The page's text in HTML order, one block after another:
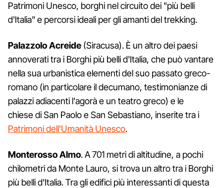
Patrimoni Unesco, borghi nel circuito dei "più belli
d'Italia" e percorsi ideali per gli amanti del trekking.
Palazzolo Acreide (Siracusa). È un altro dei paesi
annoverati tra i Borghi più belli d'Italia, che può vantare
nella sua urbanistica elementi del suo passato greco-
romano (in particolare il decumano, testimonianze di
palazzi adiacenti l'agorà e un teatro greco) e le
chiese di San Paolo e San Sebastiano, inserite tra i
Patrimoni dell'Umanità Unesco.
Monterosso Almo. A 701 metri di altitudine, a pochi
chilometri da Monte Lauro, si trova un altro tra i Borghi
più belli d'Italia. Tra gli edifici più interessanti di questa